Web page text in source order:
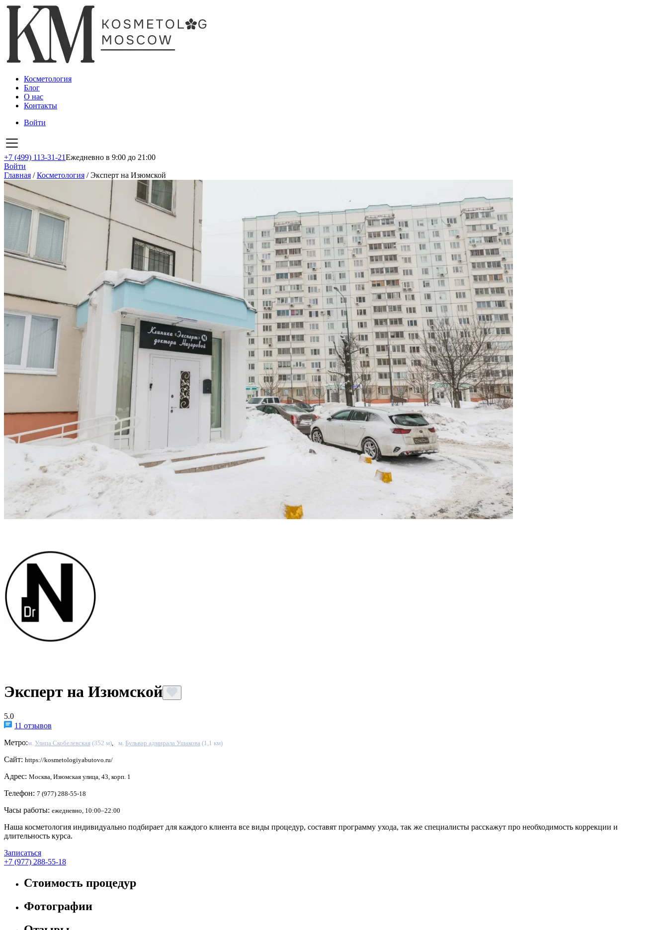
Косметология
Блог
О нас
Контакты
Войти
+7 (499) 113-31-21Ежедневно в 9:00 до 21:00
Войти
Главная /Косметология /Эксперт на Изюмской
Эксперт на Изюмской
5.0
11 отзывов
Метро:м. Улица Скобелевская (352 м) м. Бульвар адмирала Ушакова (1,1 км)
Сайт: https://kosmetologiyabutovo.ru/
Адрес: Москва, Изюмская улица, 43, корп. 1
Телефон: 7 (977) 288-55-18
Часы работы: ежедневно, 10:00–22:00
Наша косметология индивидуально подбирает для каждого клиента все виды процедур, составят программу ухода, так же специалисты расскажут про необходимость коррекции и
длительность курса.
Записаться
+7 (977) 288-55-18
Стоимость процедур
Фотографии